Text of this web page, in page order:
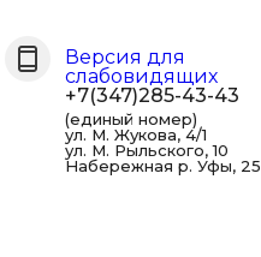
Версия для
слабовидящих
+7(347)285-43-43
(единый номер)
ул. М. Жукова, 4/1
ул. М. Рыльского, 10
Набережная р. Уфы, 25